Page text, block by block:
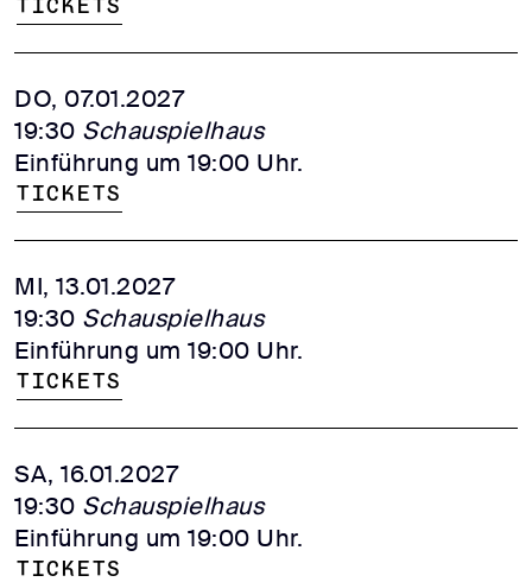
Tickets
DO, 07.01.2027
19:30 Schauspielhaus
Einführung um 19:00 Uhr.
Tickets
MI, 13.01.2027
19:30 Schauspielhaus
Einführung um 19:00 Uhr.
Tickets
SA, 16.01.2027
19:30 Schauspielhaus
Einführung um 19:00 Uhr.
Tickets